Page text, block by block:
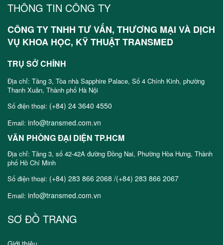
THÔNG TIN CÔNG TY
CÔNG TY TNHH TƯ VẤN, THƯƠNG MẠI VÀ DỊCH
VỤ KHOA HỌC, KỸ THUẬT TRANSMED
TRỤ SỞ CHÍNH
Địa chỉ: Tầng 3, Tòa nhà Sapphire Palace, Số 4 Chính Kinh, phường
Thanh Xuân, Thành phố Hà Nội
Số điện thoại: (+84) 24 3640 4550
Email: info@transmed.com.vn
VĂN PHÒNG ĐẠI DIỆN TP.HCM
Địa chỉ: Tầng 3, số 42-42A đường Đồng Nai, Phường Hòa Hưng, Thành
phố Hồ Chí Minh
Số điện thoại: (+84) 283 866 2068 /(+84) 283 866 2067
Email: info@transmed.com.vn
SƠ ĐỒ TRANG